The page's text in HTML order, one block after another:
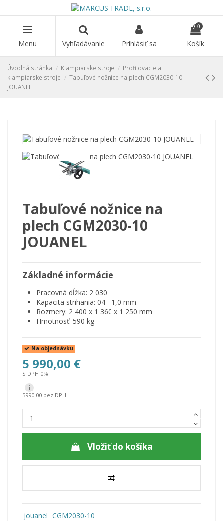
Menu Vyhľadávanie Prihlásiť sa
0
Košík
Úvodná stránka Klampiarske stroje
Profilovacie a
klampiarske stroje
Tabuľové nožnice na plech CGM2030-10
JOUANEL
Tabuľové nožnice na
plech CGM2030-10
JOUANEL
Základné informácie
Pracovná dĺžka: 2 030
Kapacita strihania: 04 - 1,0 mm
Rozmery: 2 400 x 1 360 x 1 250 mm
Hmotnosť: 590 kg
Na objednávku
5 990,00 €
S DPH 0%
i
5990.00 bez DPH
Vložiť do košíka
jouanel CGM2030-10